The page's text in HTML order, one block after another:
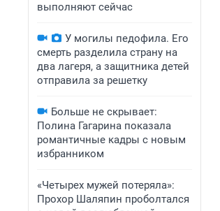
выполняют сейчас
У могилы педофила. Его
смерть разделила страну на
два лагеря, а защитника детей
отправила за решетку
Больше не скрывает:
Полина Гагарина показала
романтичные кадры с новым
избранником
«Четырех мужей потеряла»:
Прохор Шаляпин проболтался